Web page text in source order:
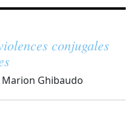
conjugales
Ghibaudo